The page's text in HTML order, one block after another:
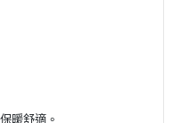
暖舒適。